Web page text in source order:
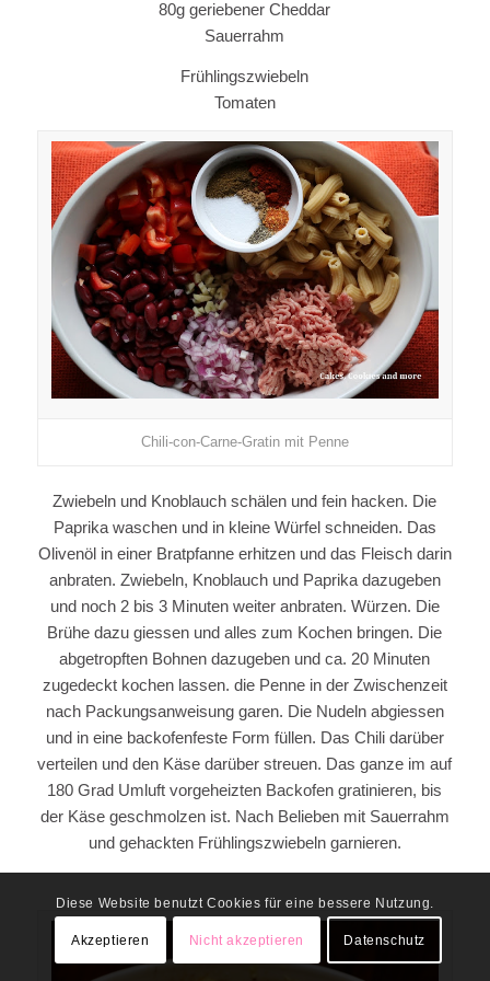
80g geriebener Cheddar
Sauerrahm
Frühlingszwiebeln
Tomaten
Chili-con-Carne-Gratin mit Penne
Zwiebeln und Knoblauch schälen und fein hacken. Die
Paprika waschen und in kleine Würfel schneiden. Das
Olivenöl in einer Bratpfanne erhitzen und das Fleisch darin
anbraten. Zwiebeln, Knoblauch und Paprika dazugeben
und noch 2 bis 3 Minuten weiter anbraten. Würzen. Die
Brühe dazu giessen und alles zum Kochen bringen. Die
abgetropften Bohnen dazugeben und ca. 20 Minuten
zugedeckt kochen lassen. die Penne in der Zwischenzeit
nach Packungsanweisung garen. Die Nudeln abgiessen
und in eine backofenfeste Form füllen. Das Chili darüber
verteilen und den Käse darüber streuen. Das ganze im auf
180 Grad Umluft vorgeheizten Backofen gratinieren, bis
der Käse geschmolzen ist. Nach Belieben mit Sauerrahm
und gehackten Frühlingszwiebeln garnieren.
Diese Website benutzt Cookies für eine bessere Nutzung.
Akzeptieren Nicht akzeptieren Datenschutz